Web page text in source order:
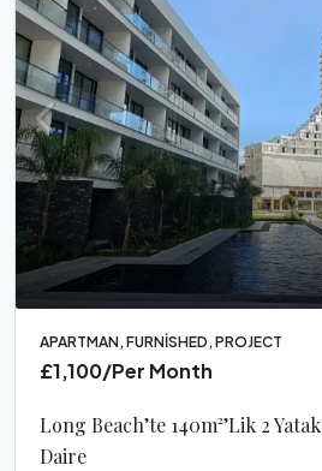
APARTMAN, FURNISHED, PROJECT
£1,100/Per Month
Long Beach’te 140m²’lik 2
Daire